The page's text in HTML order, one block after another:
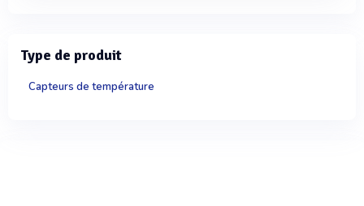
Type de produit
Capteurs de température